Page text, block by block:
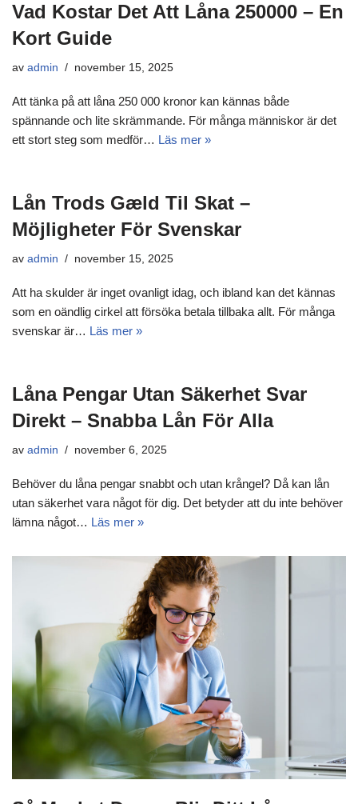
Vad Kostar Det Att Låna 250000 – En
Kort Guide
av admin november 15, 2025
Att tänka på att låna 250 000 kronor kan kännas både
spännande och lite skrämmande. För många människor är det
ett stort steg som medför… Läs mer »
Lån Trods Gæld Til Skat –
Möjligheter För Svenskar
av admin november 15, 2025
Att ha skulder är inget ovanligt idag, och ibland kan det kännas
som en oändlig cirkel att försöka betala tillbaka allt. För många
svenskar är… Läs mer »
Låna Pengar Utan Säkerhet Svar
Direkt – Snabba Lån För Alla
av admin november 6, 2025
Behöver du låna pengar snabbt och utan krångel? Då kan lån
utan säkerhet vara något för dig. Det betyder att du inte behöver
lämna något… Läs mer »